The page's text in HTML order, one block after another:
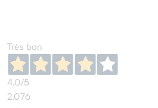
Très bon
4,0/5
2.076